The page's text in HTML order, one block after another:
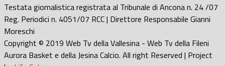
Testata giornalistica registrata al Tribunale di Ancona n. 24 /07
Reg. Periodici n. 4051/07 RCC | Direttore Responsabile Gianni
Moreschi
Copyright © 2019 Web Tv della Vallesina - Web Tv della Fileni
Aurora Basket e della Jesina Calcio. All right Reserved | Project